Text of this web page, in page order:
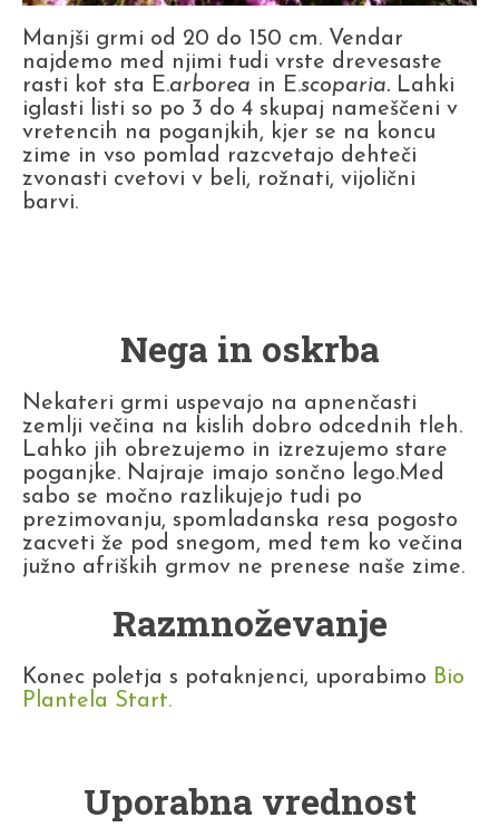
Manjši grmi od 20 do 150 cm. Vendar
najdemo med njimi tudi vrste drevesaste
rasti kot sta E.arborea in E.scoparia. Lahki
iglasti listi so po 3 do 4 skupaj nameščeni v
vretencih na poganjkih, kjer se na koncu
zime in vso pomlad razcvetajo dehteči
zvonasti cvetovi v beli, rožnati, vijolični
barvi.
Nega in oskrba
Nekateri grmi uspevajo na apnenčasti
zemlji večina na kislih dobro odcednih tleh.
Lahko jih obrezujemo in izrezujemo stare
poganjke. Najraje imajo sončno lego.Med
sabo se močno razlikujejo tudi po
prezimovanju, spomladanska resa pogosto
zacveti že pod snegom, med tem ko večina
južno afriških grmov ne prenese naše zime.
Razmnoževanje
Konec poletja s potaknjenci, uporabimo Bio
Plantela Start.
Uporabna vrednost